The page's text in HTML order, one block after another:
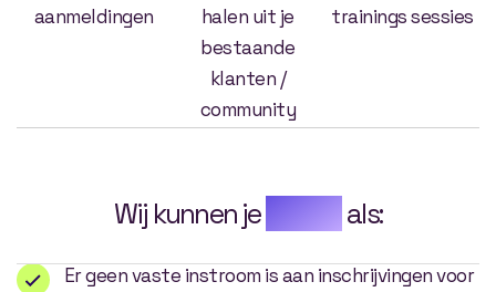
aanmeldingen
halen uit je
bestaande
klanten /
community
trainings sessies
Wij kunnen je als:
Er geen vaste instroom is aan inschrijvingen voor